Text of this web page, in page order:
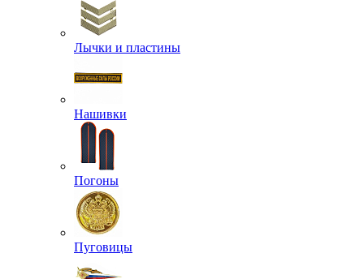
Лычки и пластины
Нашивки
Погоны
Пуговицы